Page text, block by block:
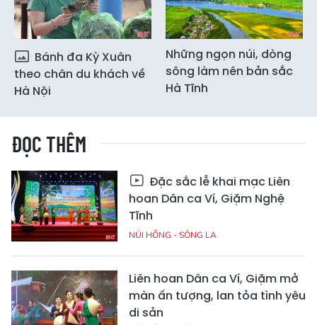
Bánh đa Kỳ Xuân
theo chân du khách về
Hà Nội
Những ngọn núi, dòng
sông làm nên bản sắc
Hà Tĩnh
ĐỌC THÊM
Đặc sắc lễ khai mạc Liên
hoan Dân ca Ví, Giặm Nghệ
Tĩnh
NÚI HỒNG - SÔNG LA
Liên hoan Dân ca Ví, Giặm mở
màn ấn tượng, lan tỏa tình yêu
di sản